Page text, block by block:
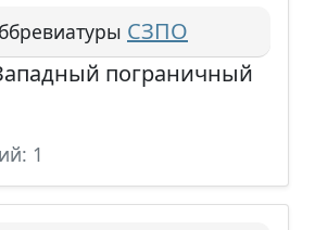
СЗПО
пограничный
1